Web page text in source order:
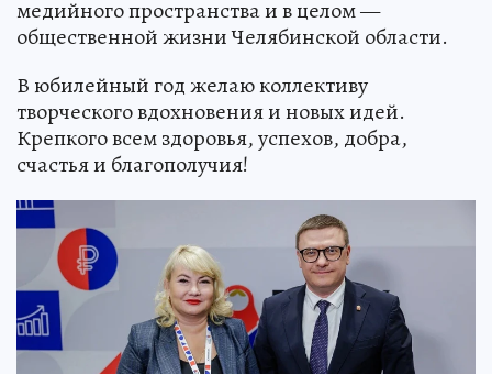
медийного пространства и в целом —
общественной жизни Челябинской области.
В юбилейный год желаю коллективу
творческого вдохновения и новых идей.
Крепкого всем здоровья, успехов, добра,
счастья и благополучия!